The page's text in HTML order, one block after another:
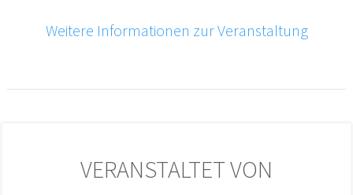
Weitere Informationen zur Veranstaltung
VERANSTALTET VON